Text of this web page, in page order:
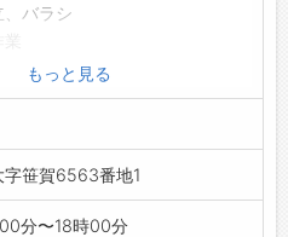
、バラシ
フォーム、発泡スチロール、
どの
ハローワークの紹介状をお持ち
の定める業務
もっと見る
字笹賀6563番地1
分〜18時00分